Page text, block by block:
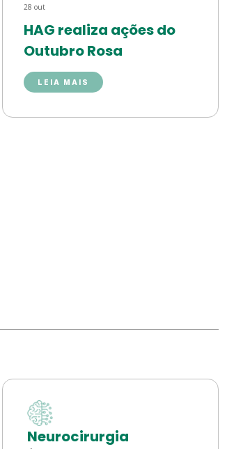
28 out
HAG realiza ações do
Outubro Rosa
LEIA MAIS
Neurocirurgia